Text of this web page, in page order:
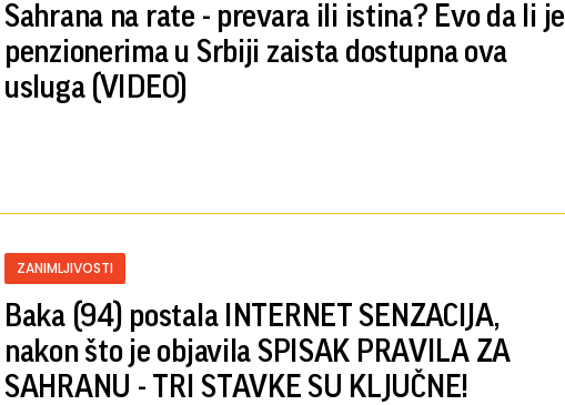
Sahrana na rate - prevara ili istina? Evo da li je
penzionerima u Srbiji zaista dostupna ova
usluga (VIDEO)
ZANIMLJIVOSTI
Baka (94) postala INTERNET SENZACIJA,
nakon što je objavila SPISAK PRAVILA ZA
SAHRANU - TRI STAVKE SU KLJUČNE!